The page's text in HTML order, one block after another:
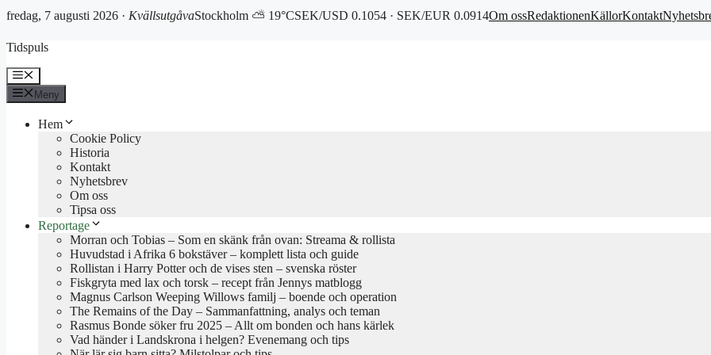
fredag, 7 augusti 2026 · KvällsutgåvaStockholm ⛅ 19°CSEK/USD 0.1054 · SEK/EUR 0.0914Om ossRedaktionenKällorKontakt
till
Tidspuls
Meny
Meny
Hem
Cookie Policy
Historia
Kontakt
Nyhetsbrev
Om oss
Tipsa oss
Reportage
Morran och Tobias – Som en skänk från ovan: Streama & rollista
Huvudstad i Afrika 6 bokstäver – komplett lista och guide
Rollistan i Harry Potter och de vises sten – svenska röster
Fiskgryta med lax och torsk – recept från Jennys matblogg
Magnus Carlson Weeping Willows familj – boende och operation
The Remains of the Day – Sammanfattning, analys och teman
Rasmus Bonde söker fru 2025 – Allt om bonden och hans kärlek
Vad händer i Landskrona i helgen? Evenemang och tips